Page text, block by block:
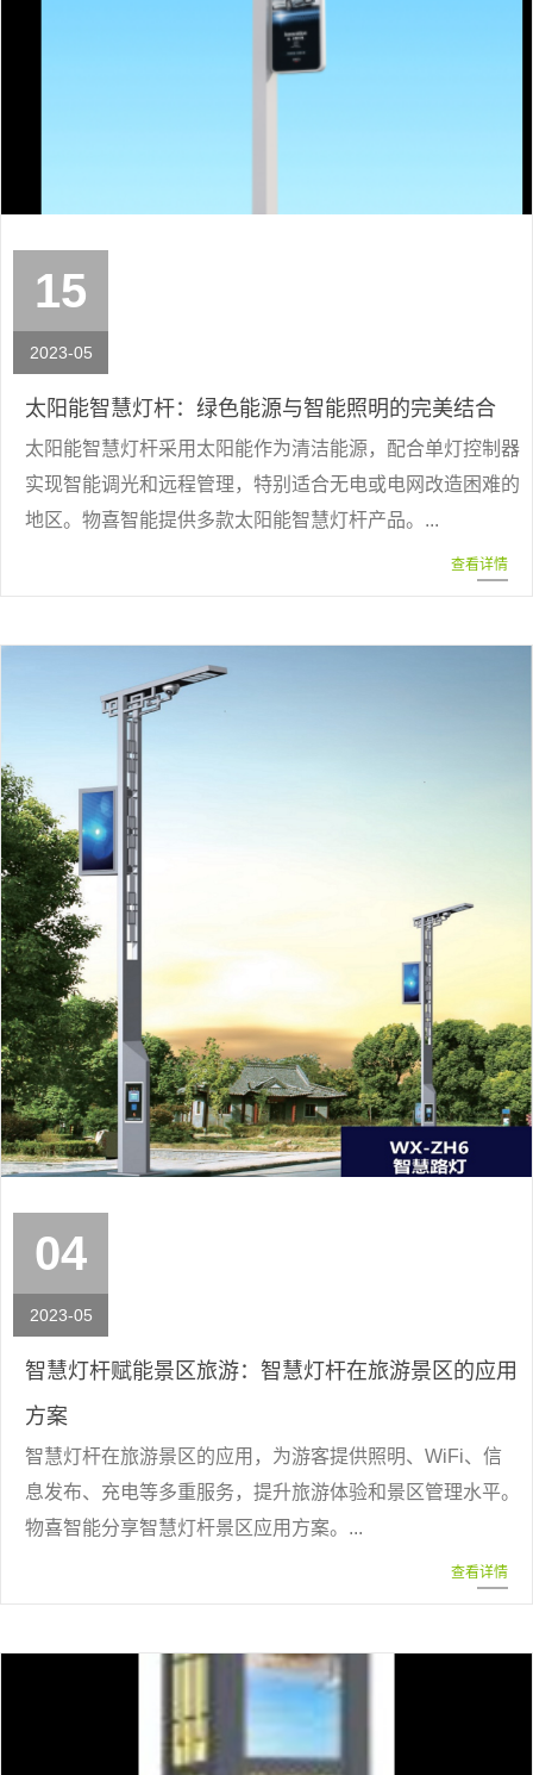
15
2023-05
太阳能智慧灯杆：绿色能源与智能照明的完美结合
太阳能智慧灯杆采用太阳能作为清洁能源，配合单灯控制器
实现智能调光和远程管理，特别适合无电或电网改造困难的
地区。物喜智能提供多款太阳能智慧灯杆产品。...
查看详情
04
2023-05
智慧灯杆赋能景区旅游：智慧灯杆在旅游景区的应用
方案
智慧灯杆在旅游景区的应用，为游客提供照明、WiFi、信
息发布、充电等多重服务，提升旅游体验和景区管理水平。
物喜智能分享智慧灯杆景区应用方案。...
查看详情